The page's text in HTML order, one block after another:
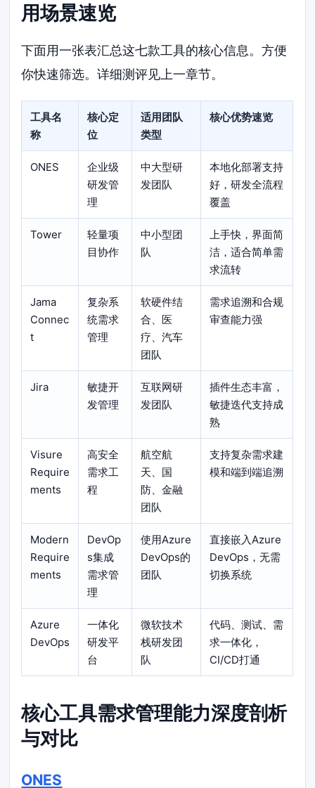
用场景速览
下面用一张表汇总这七款工具的核心信息。方便
你快速筛选。详细测评见上一章节。
工具名
称
核心定
位
适用团队
类型
核心优势速览
ONES
企业级
研发管
理
中大型研
发团队
本地化部署支持
好，研发全流程
覆盖
Tower
轻量项
目协作
中小型团
队
上手快，界面简
洁，适合简单需
求流转
Jama
Connec
t
复杂系
统需求
管理
软硬件结
合、医
疗、汽车
团队
需求追溯和合规
审查能力强
Jira
敏捷开
发管理
互联网研
发团队
插件生态丰富，
敏捷迭代支持成
熟
Visure
Require
ments
高安全
需求工
程
航空航
天、国
防、金融
团队
支持复杂需求建
模和端到端追溯
Modern
Require
ments
DevOp
s集成
需求管
理
使用Azure
DevOps的
团队
直接嵌入Azure
DevOps，无需
切换系统
Azure
DevOps
一体化
研发平
台
微软技术
栈研发团
队
代码、测试、需
求一体化，
CI/CD打通
核心工具需求管理能力深度剖析
与对比
ONES